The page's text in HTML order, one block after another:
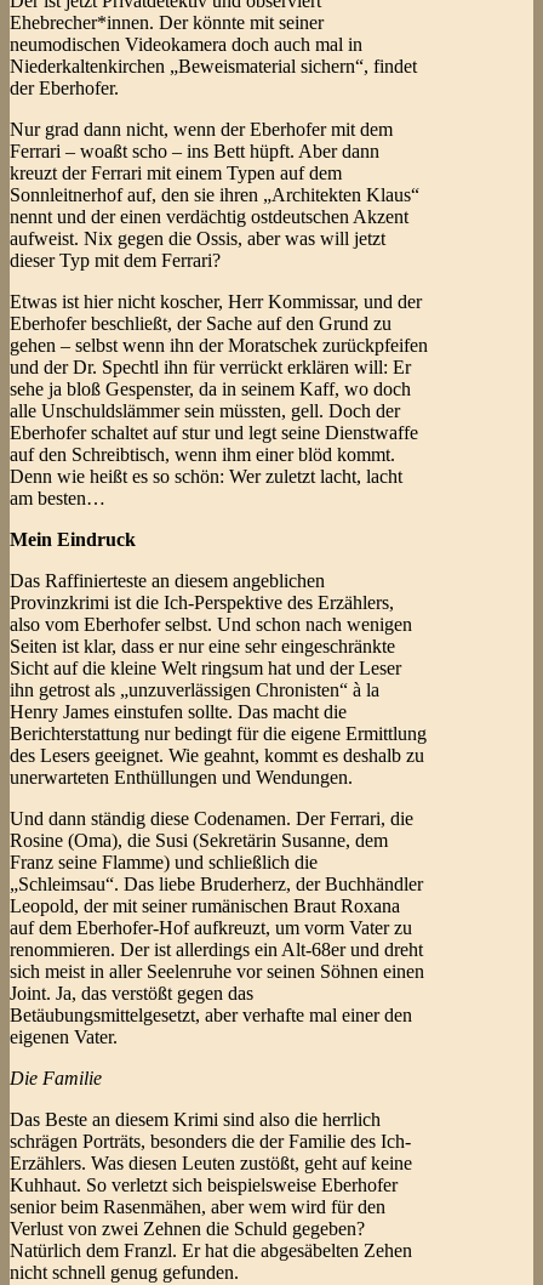
Ehebrecher*innen. Der könnte mit seiner
neumodischen Videokamera doch auch mal in
Niederkaltenkirchen „Beweismaterial sichern“, findet
der Eberhofer.
Nur grad dann nicht, wenn der Eberhofer mit dem
Ferrari – woaßt scho – ins Bett hüpft. Aber dann
kreuzt der Ferrari mit einem Typen auf dem
Sonnleitnerhof auf, den sie ihren „Architekten Klaus“
nennt und der einen verdächtig ostdeutschen Akzent
aufweist. Nix gegen die Ossis, aber was will jetzt
dieser Typ mit dem Ferrari?
Etwas ist hier nicht koscher, Herr Kommissar, und der
Eberhofer beschließt, der Sache auf den Grund zu
gehen – selbst wenn ihn der Moratschek zurückpfeifen
und der Dr. Spechtl ihn für verrückt erklären will: Er
sehe ja bloß Gespenster, da in seinem Kaff, wo doch
alle Unschuldslämmer sein müssten, gell. Doch der
Eberhofer schaltet auf stur und legt seine Dienstwaffe
auf den Schreibtisch, wenn ihm einer blöd kommt.
Denn wie heißt es so schön: Wer zuletzt lacht, lacht
am besten…
Mein Eindruck
Das Raffinierteste an diesem angeblichen
Provinzkrimi ist die Ich-Perspektive des Erzählers,
also vom Eberhofer selbst. Und schon nach wenigen
Seiten ist klar, dass er nur eine sehr eingeschränkte
Sicht auf die kleine Welt ringsum hat und der Leser
ihn getrost als „unzuverlässigen Chronisten“ à la
Henry James einstufen sollte. Das macht die
Berichterstattung nur bedingt für die eigene Ermittlung
des Lesers geeignet. Wie geahnt, kommt es deshalb zu
unerwarteten Enthüllungen und Wendungen.
Und dann ständig diese Codenamen. Der Ferrari, die
Rosine (Oma), die Susi (Sekretärin Susanne, dem
Franz seine Flamme) und schließlich die
„Schleimsau“. Das liebe Bruderherz, der Buchhändler
Leopold, der mit seiner rumänischen Braut Roxana
auf dem Eberhofer-Hof aufkreuzt, um vorm Vater zu
renommieren. Der ist allerdings ein Alt-68er und dreht
sich meist in aller Seelenruhe vor seinen Söhnen einen
Joint. Ja, das verstößt gegen das
Betäubungsmittelgesetzt, aber verhafte mal einer den
eigenen Vater.
Die Familie
Das Beste an diesem Krimi sind also die herrlich
schrägen Porträts, besonders die der Familie des Ich-
Erzählers. Was diesen Leuten zustößt, geht auf keine
Kuhhaut. So verletzt sich beispielsweise Eberhofer
senior beim Rasenmähen, aber wem wird für den
Verlust von zwei Zehnen die Schuld gegeben?
Natürlich dem Franzl. Er hat die abgesäbelten Zehen
nicht schnell genug gefunden.